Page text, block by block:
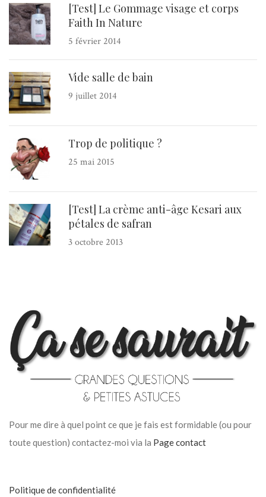
[Test] Le Gommage visage et corps
Faith In Nature
5 février 2014
Vide salle de bain
9 juillet 2014
Trop de politique ?
25 mai 2015
[Test] La crème anti-âge Kesari aux
pétales de safran
3 octobre 2013
Pour me dire à quel point ce que je fais est formidable (ou pour
toute question) contactez-moi via la Page contact
Politique de confidentialité